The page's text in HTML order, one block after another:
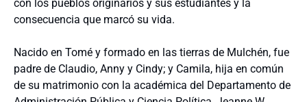
con los pueblos originarios y sus estudiantes y la
consecuencia que marcó su vida.
Nacido en Tomé y formado en las tierras de Mulchén, fue
padre de Claudio, Anny y Cindy; y Camila, hija en común
de su matrimonio con la académica del Departamento de